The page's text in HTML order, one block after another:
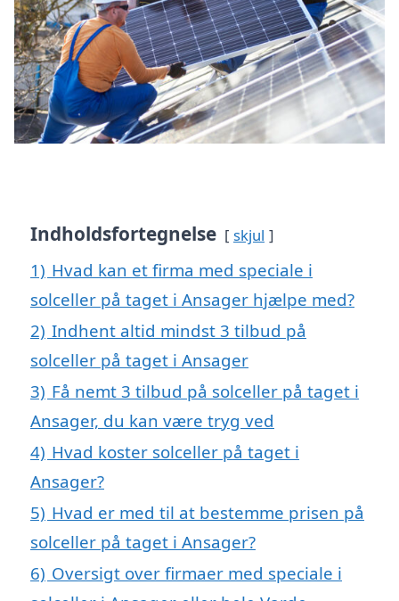
Indholdsfortegnelse skjul
1) Hvad kan et firma med speciale i
solceller på taget i Ansager hjælpe med?
2) Indhent altid mindst 3 tilbud på
solceller på taget i Ansager
3) Få nemt 3 tilbud på solceller på taget i
Ansager, du kan være tryg ved
4) Hvad koster solceller på taget i
Ansager?
5) Hvad er med til at bestemme prisen på
solceller på taget i Ansager?
6) Oversigt over firmaer med speciale i